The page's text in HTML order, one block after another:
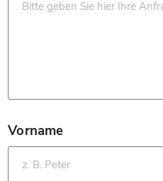
Vorname
*